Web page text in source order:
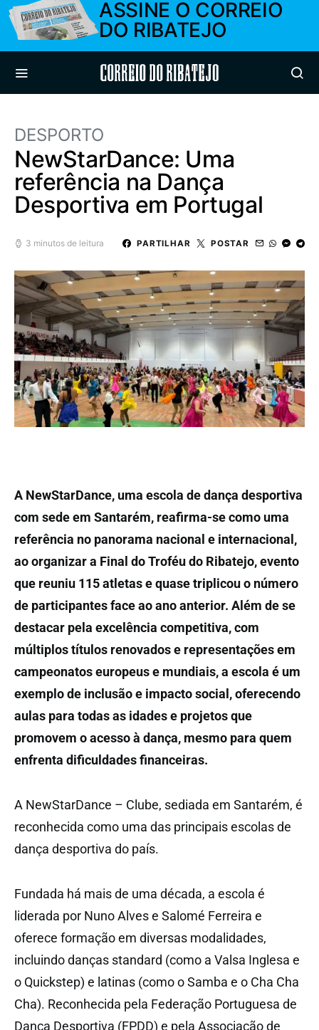
ASSINE O CORREIO
DO RIBATEJO
Correio do Ribatejo
DESPORTO
NewStarDance: Uma
referência na Dança
Desportiva em Portugal
3 minutos de leitura PARTILHAR POSTAR
A NewStarDance, uma escola de dança desportiva
com sede em Santarém, reafirma-se como uma
referência no panorama nacional e internacional,
ao organizar a Final do Troféu do Ribatejo, evento
que reuniu 115 atletas e quase triplicou o número
de participantes face ao ano anterior. Além de se
destacar pela excelência competitiva, com
múltiplos títulos renovados e representações em
campeonatos europeus e mundiais, a escola é um
exemplo de inclusão e impacto social, oferecendo
aulas para todas as idades e projetos que
promovem o acesso à dança, mesmo para quem
enfrenta dificuldades financeiras.
A NewStarDance – Clube, sediada em Santarém, é
reconhecida como uma das principais escolas de
dança desportiva do país.
Fundada há mais de uma década, a escola é
liderada por Nuno Alves e Salomé Ferreira e
oferece formação em diversas modalidades,
incluindo danças standard (como a Valsa Inglesa e
o Quickstep) e latinas (como o Samba e o Cha Cha
Cha). Reconhecida pela Federação Portuguesa de
Dança Desportiva (FPDD) e pela Associação de